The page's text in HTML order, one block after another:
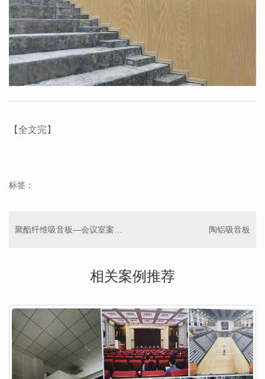
【全文完】
标签：
聚酯纤维吸音板—会议室案列分享 陶铝吸音板
相关案例推荐